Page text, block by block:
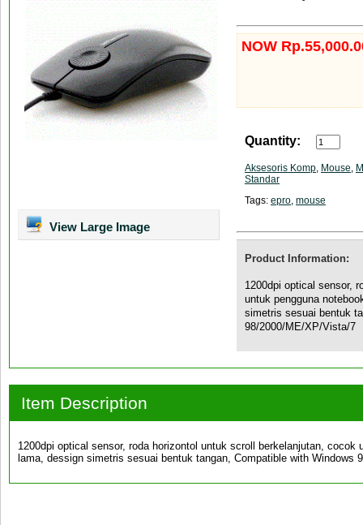
View Large Image
NOW
Quantity:
Aksesoris Komp, Mouse,
Standar
Tags: epro, mouse
Product Information:
1200dpi optical sensor,
untuk pengguna
simetris sesuai bentuk
98/2000/ME/XP/Vista/7
Item Description
1200dpi optical sensor, roda horizontol untuk scroll berkelanjutan, cocok
lama, dessign simetris sesuai bentuk tangan, Compatible with Windows